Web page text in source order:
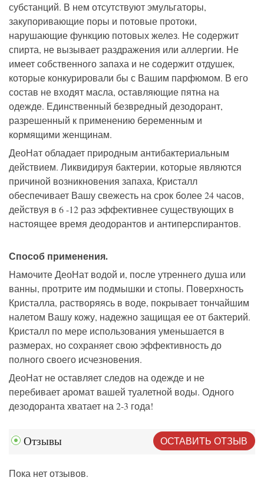
субстанций. В нем отсутствуют эмульгаторы,
закупоривающие поры и потовые протоки,
нарушающие функцию потовых желез. Не содержит
спирта, не вызывает раздражения или аллергии. Не
имеет собственного запаха и не содержит отдушек,
которые конкурировали бы с Вашим парфюмом. В его
состав не входят масла, оставляющие пятна на
одежде. Единственный безвредный дезодорант,
разрешенный к применению беременным и
кормящими женщинам.
ДеоНат обладает природным антибактериальным
действием. Ликвидируя бактерии, которые являются
причиной возникновения запаха, Кристалл
обеспечивает Вашу свежесть на срок более 24 часов,
действуя в 6 -12 раз эффективнее существующих в
настоящее время деодорантов и антиперспирантов.
Способ применения.
Намочите ДеоНат водой и, после утреннего душа или
ванны, протрите им подмышки и стопы. Поверхность
Кристалла, растворяясь в воде, покрывает тончайшим
налетом Вашу кожу, надежно защищая ее от бактерий.
Кристалл по мере использования уменьшается в
размерах, но сохраняет свою эффективность до
полного своего исчезновения.
ДеоНат не оставляет следов на одежде и не
перебивает аромат вашей туалетной воды. Одного
дезодоранта хватает на 2-3 года!
Отзывы ОСТАВИТЬ ОТЗЫВ
Пока нет отзывов.